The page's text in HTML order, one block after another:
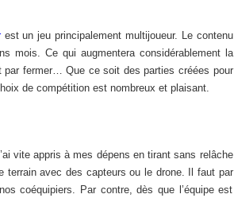
est un jeu principalement multijoueur. Le contenu
mois. Ce qui augmentera considérablement la
par fermer… Que ce soit des parties créées pour
de compétition est nombreux et plaisant.
vite appris à mes dépens en tirant sans relâche
terrain avec des capteurs ou le drone. Il faut par
coéquipiers. Par contre, dès que l’équipe est